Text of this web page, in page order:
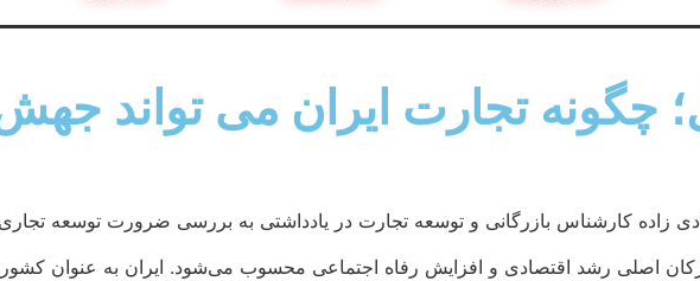
چگونه تجارت ایران می تواند
زاده کارشناس بازرگانی و توسعه تجارت در یادداشتی به بررسی ضرورت توسعه تجاری
اصلی رشد اقتصادی و افزایش رفاه اجتماعی محسوب می‌شود. ایران به عنوان